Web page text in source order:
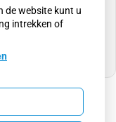
voor
dit te zien.
de website kunt u
intrekken of